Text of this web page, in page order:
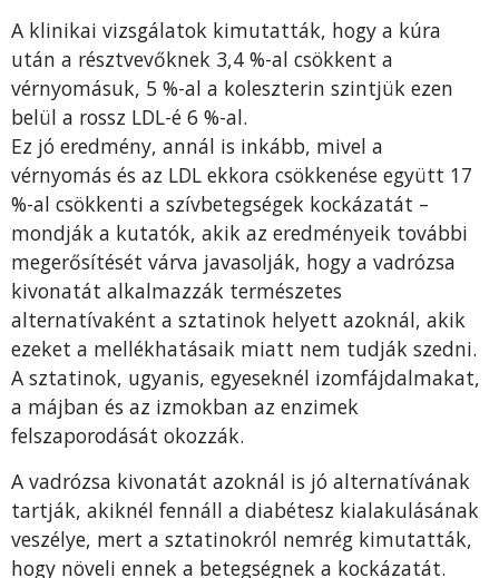
A klinikai vizsgálatok kimutatták, hogy a kúra
után a résztvevőknek 3,4 %-al csökkent a
vérnyomásuk, 5 %-al a koleszterin szintjük ezen
belül a rossz LDL-é 6 %-al.
Ez jó eredmény, annál is inkább, mivel a
vérnyomás és az LDL ekkora csökkenése együtt 17
%-al csökkenti a szívbetegségek kockázatát –
mondják a kutatók, akik az eredményeik további
megerősítését várva javasolják, hogy a vadrózsa
kivonatát alkalmazzák természetes
alternatívaként a sztatinok helyett azoknál, akik
ezeket a mellékhatásaik miatt nem tudják szedni.
A sztatinok, ugyanis, egyeseknél izomfájdalmakat,
a májban és az izmokban az enzimek
felszaporodását okozzák.
A vadrózsa kivonatát azoknál is jó alternatívának
tartják, akiknél fennáll a diabétesz kialakulásának
veszélye, mert a sztatinokról nemrég kimutatták,
hogy növeli ennek a betegségnek a kockázatát.